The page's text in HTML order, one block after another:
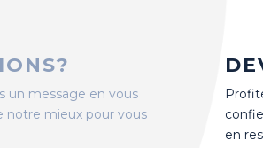
un message en vous
notre mieux pour vous
en